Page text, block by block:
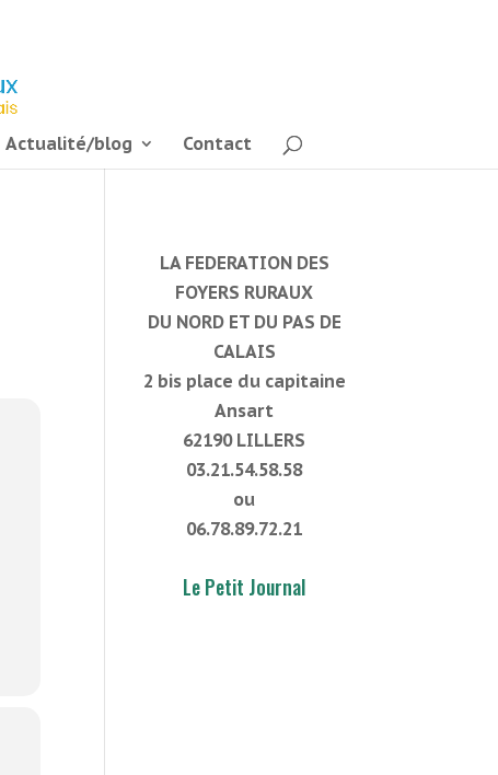
Actualité/blog Contact
LA FEDERATION DES
FOYERS RURAUX
DU NORD ET DU PAS DE
CALAIS
2 bis place du capitaine
Ansart
62190 LILLERS
03.21.54.58.58
ou
06.78.89.72.21
Le Petit Journal